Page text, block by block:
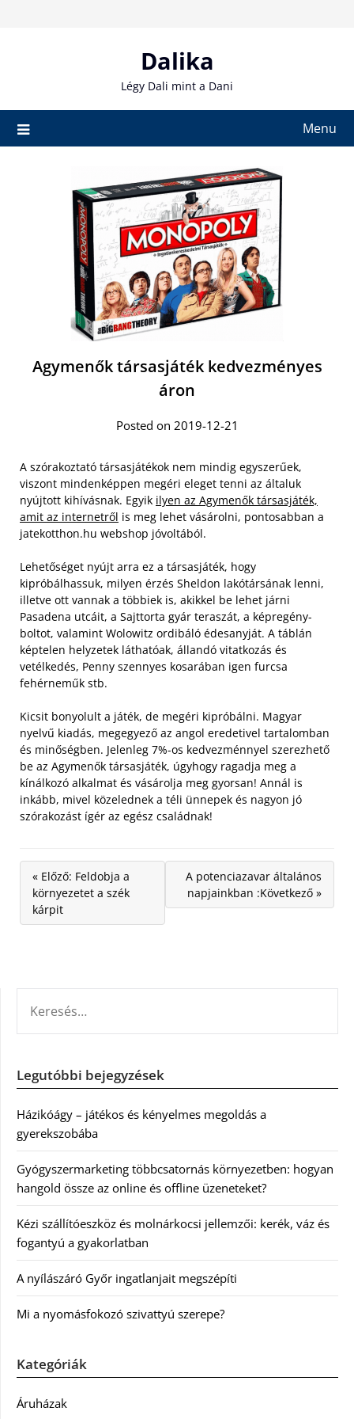
Dalika
Légy Dali mint a Dani
Menu
Agymenők társasjáték kedvezményes
áron
Posted on 2019-12-21
A szórakoztató társasjátékok nem mindig egyszerűek,
viszont mindenképpen megéri eleget tenni az általuk
nyújtott kihívásnak. Egyik ilyen az Agymenők társasjáték,
amit az internetről is meg lehet vásárolni, pontosabban a
jatekotthon.hu webshop jóvoltából.
Lehetőséget nyújt arra ez a társasjáték, hogy
kipróbálhassuk, milyen érzés Sheldon lakótársának lenni,
illetve ott vannak a többiek is, akikkel be lehet járni
Pasadena utcáit, a Sajttorta gyár teraszát, a képregény-
boltot, valamint Wolowitz ordibáló édesanyját. A táblán
képtelen helyzetek láthatóak, állandó vitatkozás és
vetélkedés, Penny szennyes kosarában igen furcsa
fehérneműk stb.
Kicsit bonyolult a játék, de megéri kipróbálni. Magyar
nyelvű kiadás, megegyező az angol eredetivel tartalomban
és minőségben. Jelenleg 7%-os kedvezménnyel szerezhető
be az Agymenők társasjáték, úgyhogy ragadja meg a
kínálkozó alkalmat és vásárolja meg gyorsan! Annál is
inkább, mivel közelednek a téli ünnepek és nagyon jó
szórakozást ígér az egész családnak!
« Előző: Feldobja a
környezetet a szék
kárpit
A potenciazavar általános
napjainkban :Következő »
Legutóbbi bejegyzések
Házikóágy – játékos és kényelmes megoldás a
gyerekszobába
Gyógyszermarketing többcsatornás környezetben: hogyan
hangold össze az online és offline üzeneteket?
Kézi szállítóeszköz és molnárkocsi jellemzői: kerék, váz és
fogantyú a gyakorlatban
A nyílászáró Győr ingatlanjait megszépíti
Mi a nyomásfokozó szivattyú szerepe?
Kategóriák
Áruházak